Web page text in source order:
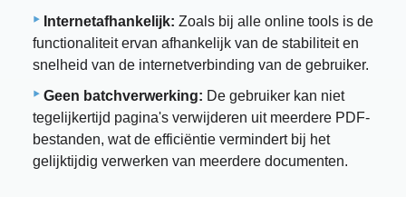
Internetafhankelijk: Zoals bij alle online tools is de
functionaliteit ervan afhankelijk van de stabiliteit en
snelheid van de internetverbinding van de gebruiker.
Geen batchverwerking: De gebruiker kan niet
tegelijkertijd pagina's verwijderen uit meerdere PDF-
bestanden, wat de efficiëntie vermindert bij het
gelijktijdig verwerken van meerdere documenten.